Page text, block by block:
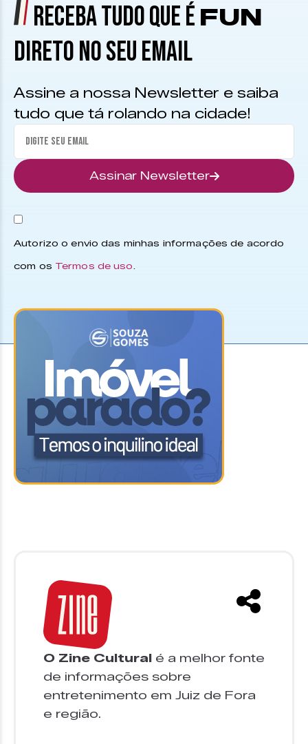
RECEBA TUDO QUE É FUN
DIRETO NO SEU EMAIL
Assine a nossa Newsletter e saiba
tudo que tá rolando na cidade!
Assinar Newsletter
Autorizo o envio das minhas informações de acordo
com os Termos de uso.
O Zine Cultural é a melhor fonte
de informações sobre
entretenimento em Juiz de Fora
e região.